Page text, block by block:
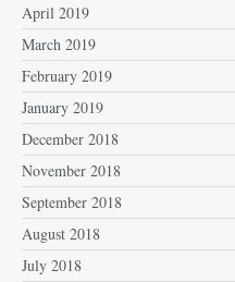
April 2019
March 2019
February 2019
January 2019
December 2018
November 2018
September 2018
August 2018
July 2018